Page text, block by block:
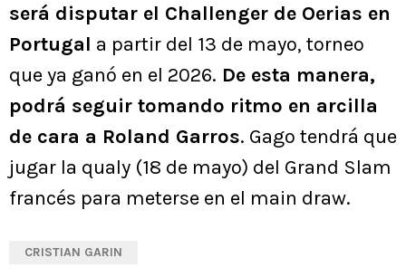
será disputar el Challenger de Oerias en
Portugal a partir del 13 de mayo, torneo
que ya ganó en el 2026. De esta manera,
podrá seguir tomando ritmo en arcilla
de cara a Roland Garros. Gago tendrá que
jugar la qualy (18 de mayo) del Grand Slam
francés para meterse en el main draw.
CRISTIAN GARIN